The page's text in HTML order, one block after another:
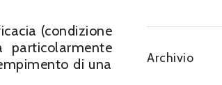
(condizione
particolarmente
di una
Archivio